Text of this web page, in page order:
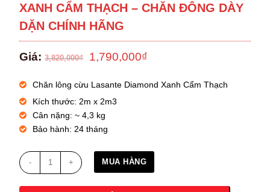
XANH CẨM THẠCH – CHĂN ĐÔNG DÀY
DẶN CHÍNH HÃNG
3,820,000₫ 1,790,000₫
Chăn lông cừu Lasante Diamond Xanh Cẩm Thạch
Kích thước: 2m x 2m3
Cân nặng: ~ 4,3 kg
Bảo hành: 24 tháng
Chăn
lông
cừu
MUA HÀNG